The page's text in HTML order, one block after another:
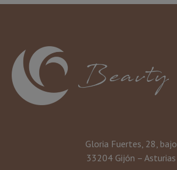
Gloria Fuertes, 28, bajo
33204 Gijón – Asturias